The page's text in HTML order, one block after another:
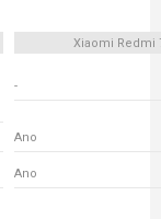
Xiaomi Redmi
-
Ano
Ano